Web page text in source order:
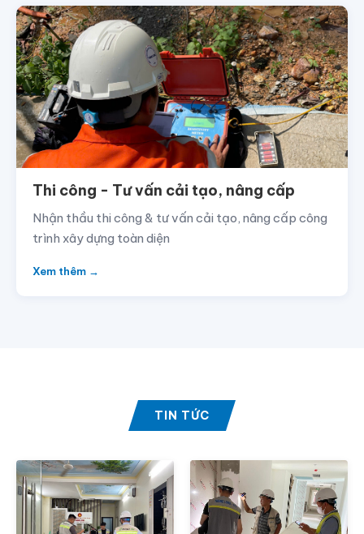
Thi công - Tư vấn cải tạo, nâng cấp
Nhận thầu thi công & tư vấn cải tạo, nâng cấp công
trình xây dựng toàn diện
Xem thêm →
TIN TỨC